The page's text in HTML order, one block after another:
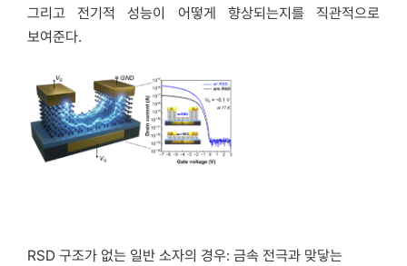
그리고 전기적 성능이 어떻게 향상되는지를 직관적으로
보여준다.
RSD 구조가 없는 일반 소자의 경우: 금속 전극과 맞닿는